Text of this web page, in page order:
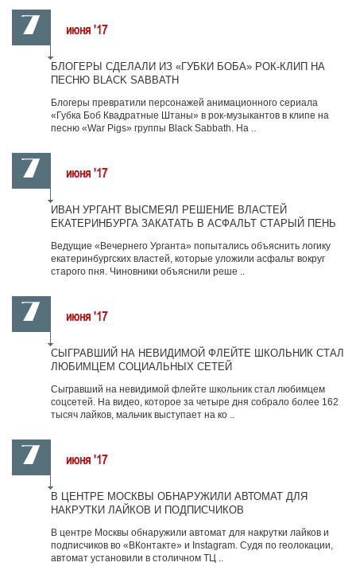
7 июня '17
БЛОГЕРЫ СДЕЛАЛИ ИЗ «ГУБКИ БОБА» РОК-КЛИП НА
ПЕСНЮ BLACK SABBATH
Блогеры превратили персонажей анимационного сериала
«Губка Боб Квадратные Штаны» в рок-музыкантов в клипе на
песню «War Pigs» группы Black Sabbath. На ..
7 июня '17
ИВАН УРГАНТ ВЫСМЕЯЛ РЕШЕНИЕ ВЛАСТЕЙ
ЕКАТЕРИНБУРГА ЗАКАТАТЬ В АСФАЛЬТ СТАРЫЙ ПЕНЬ
Ведущие «Вечернего Урганта» попытались объяснить логику
екатеринбургских властей, которые уложили асфальт вокруг
старого пня. Чиновники объяснили реше ..
7 июня '17
СЫГРАВШИЙ НА НЕВИДИМОЙ ФЛЕЙТЕ ШКОЛЬНИК СТАЛ
ЛЮБИМЦЕМ СОЦИАЛЬНЫХ СЕТЕЙ
Сыгравший на невидимой флейте школьник стал любимцем
соцсетей. На видео, которое за четыре дня собрало более 162
тысяч лайков, мальчик выступает на ко ..
7 июня '17
В ЦЕНТРЕ МОСКВЫ ОБНАРУЖИЛИ АВТОМАТ ДЛЯ
НАКРУТКИ ЛАЙКОВ И ПОДПИСЧИКОВ
В центре Москвы обнаружили автомат для накрутки лайков и
подписчиков во «ВКонтакте» и Instagram. Судя по геолокации,
автомат установили в столичном ТЦ ..